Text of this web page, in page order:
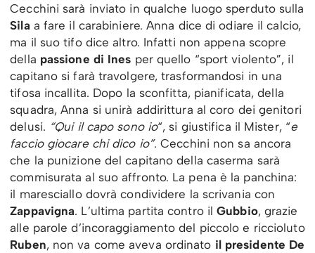
Cecchini sarà inviato in qualche luogo sperduto sulla
Sila a fare il carabiniere. Anna dice di odiare il calcio,
ma il suo tifo dice altro. Infatti non appena scopre
della passione di Ines per quello “sport violento”, il
capitano si farà travolgere, trasformandosi in una
tifosa incallita. Dopo la sconfitta, pianificata, della
squadra, Anna si unirà addirittura al coro dei genitori
delusi. “Qui il capo sono io“, si giustifica il Mister, “e
faccio giocare chi dico io”. Cecchini non sa ancora
che la punizione del capitano della caserma sarà
commisurata al suo affronto. La pena è la panchina:
il maresciallo dovrà condividere la scrivania con
Zappavigna. L’ultima partita contro ilGubbio, grazie
alle parole d’incoraggiamento del piccolo e riccioluto
Ruben, non va come aveva ordinato il presidente De